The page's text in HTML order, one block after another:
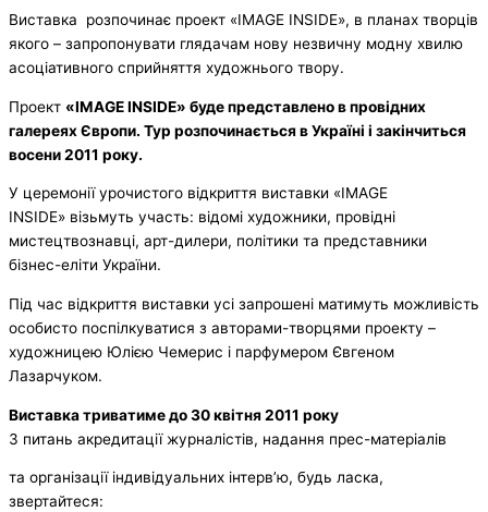
Виставка розпочинає проект «IMAGE INSIDE», в планах творців
якого – запропонувати глядачам нову незвичну модну хвилю
асоціативного сприйняття художнього твору.
Проект «IMAGE INSIDE» буде представлено в провідних
галереях Європи. Тур розпочинається в Україні і закінчиться
восени 2011 року.
У церемонії урочистого відкриття виставки «IMAGE
INSIDE» візьмуть участь: відомі художники, провідні
мистецтвознавці, арт-дилери, політики та представники
бізнес-еліти України.
Під час відкриття виставки усі запрошені матимуть можливість
особисто поспілкуватися з авторами-творцями проекту –
художницею Юлією Чемерис і парфумером Євгеном
Лазарчуком.
Виставка триватиме до 30 квітня 2011 року
З питань акредитації журналістів, надання прес-матеріалів
та організації індивідуальних інтерв’ю, будь ласка,
звертайтеся: